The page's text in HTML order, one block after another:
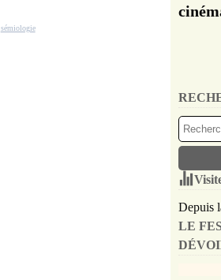
sémiologie
Depuis
LE